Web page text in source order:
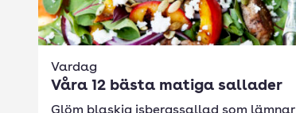
Vardag
Våra 12 bästa matiga sallader